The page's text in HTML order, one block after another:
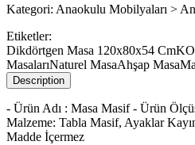
Kategori: Anaokulu Mobilyaları >
Etiketler:
Dikdörtgen Masa 120x80x54 Cm
MasalarıNaturel MasaAhşap Masa
Description
- Ürün Adı : Masa Masif - Ürün
Malzeme: Tabla Masif, Ayaklar
Madde İçermez